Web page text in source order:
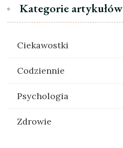
Kategorie artykułów
Ciekawostki
Codziennie
Psychologia
Zdrowie